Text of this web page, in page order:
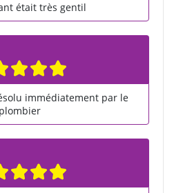
était très gentil
immédiatement par le
plombier